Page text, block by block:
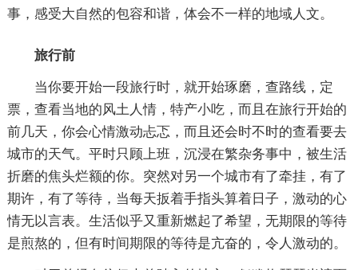
事，感受大自然的包容和谐，体会不一样的地域人文。
旅行前
当你要开始一段旅行时，就开始琢磨，查路线，定
票，查看当地的风土人情，特产小吃，而且在旅行开始的
前几天，你会心情激动忐忑，而且还会时不时的查看要去
城市的天气。平时只顾上班，沉浸在繁杂务事中，被生活
折磨的焦头烂额的你。突然对另一个城市有了牵挂，有了
期许，有了等待，当每天扳着手指头算着日子，激动的心
情无以言表。生活似乎又重新燃起了希望，无期限的等待
是煎熬的，但有时间期限的等待是亢奋的，令人激动的。